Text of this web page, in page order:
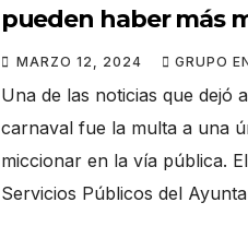
pueden haber más
próximo carnaval
calle
MARZO 12, 2024 GRUPO
Una de las noticias que dejó
carnaval fue la multa a una
miccionar en la vía pública.
Servicios Públicos del